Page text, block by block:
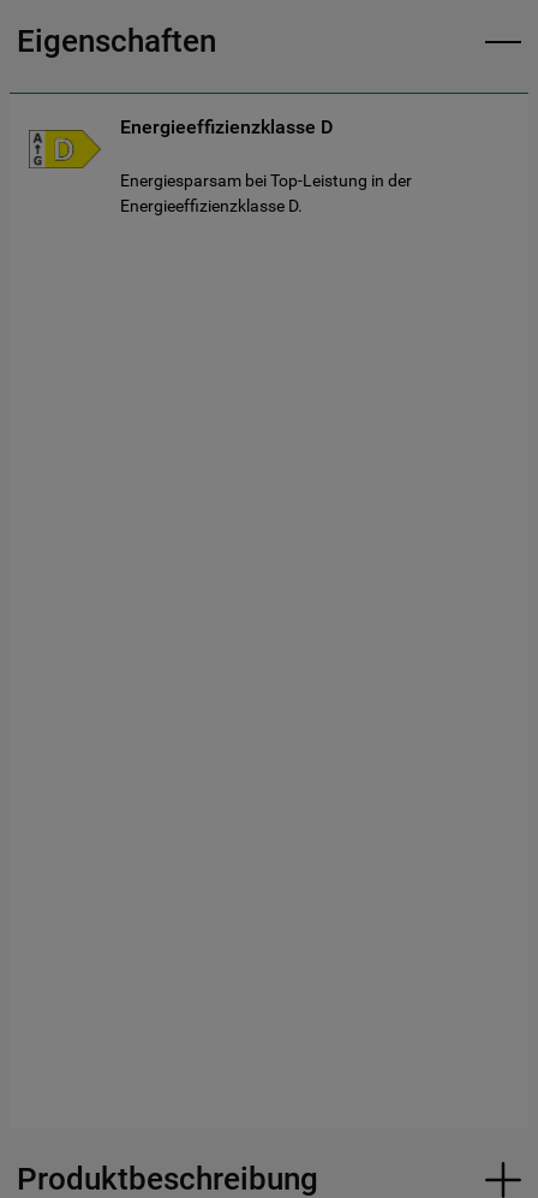
Eigenschaften
Energieeffizienzklasse D
Energiesparsam bei Top-Leistung in der
Energieeffizienzklasse D.
Produktbeschreibung